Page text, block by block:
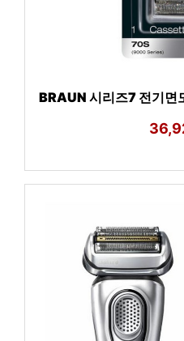
BRAUN 시리즈7 전기면